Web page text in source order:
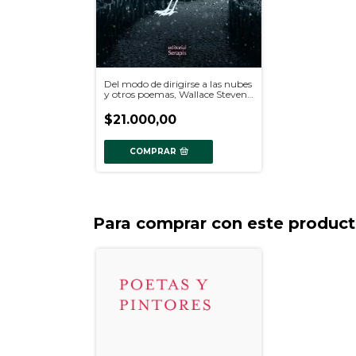
Del modo de dirigirse a las nubes
y otros poemas, Wallace Stevens.
$21.000,00
COMPRAR
Para comprar con este